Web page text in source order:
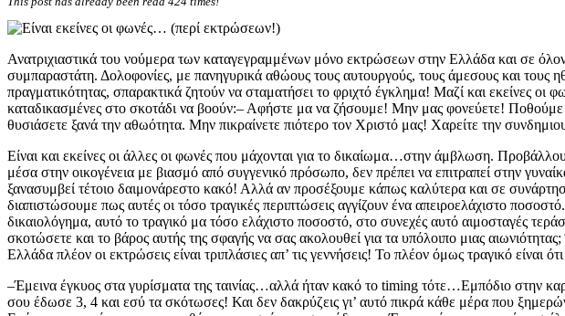
Ανατριχιαστικά του νούμερα των καταγεγραμμένων μόνο εκτρώσεων στην Ελλάδα και σε
συμπαραστάτη. Δολοφονίες, με πανηγυρικά αθώους τους αυτουργούς, τους άμεσους και τους
πραγματικότητας, σπαρακτικά ζητούν να σταματήσει το φριχτό έγκλημα! Μαζί και εκείνες
καταδικασμένες στο σκοτάδι να βοούν:– Αφήστε μα να ζήσουμε! Μην μας φονεύετε!
θυσιάσετε ξανά την αθωότητα. Μην πικραίνετε πιότερο τον Χριστό μας! Χαρείτε την
Είναι και εκείνες οι άλλες οι φωνές που μάχονται για το δικαίωμα…στην άμβλωση.
μέσα στην οικογένεια με βιασμό από συγγενικό πρόσωπο, δεν πρέπει να επιτραπεί στην
ξανασυμβεί τέτοιο δαιμονάρεστο κακό! Αλλά αν προσέξουμε κάπως καλύτερα και σε
διαπιστώσουμε πως αυτές οι τόσο τραγικές περιπτώσεις αγγίζουν ένα απειροελάχιστο
δικαιολόγημα, αυτό το τραγικό μα τόσο ελάχιστο ποσοστό, στο συνεχές αυτό αιμοσταγές
σκοτώσετε και το βάρος αυτής της σφαγής να σας ακολουθεί για τα υπόλοιπο μιας
Ελλάδα πλέον οι εκτρώσεις είναι τριπλάσιες απ’ τις γεννήσεις! Το πλέον όμως τραγικό είναι
–Έμεινα έγκυος στα γυρίσματα της ταινίας…αλλά ήταν κακό το timing τότε…Εμπόδιο
σου έδωσε 3, 4 και εσύ τα σκότωσες! Και δεν δακρύζεις γι’ αυτό πικρά κάθε μέρα που